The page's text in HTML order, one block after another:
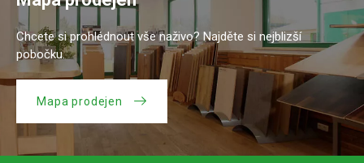
Chcete si prohlédnout vše naživo? Najděte si nejblizší
pobočku.
Mapa prodejen